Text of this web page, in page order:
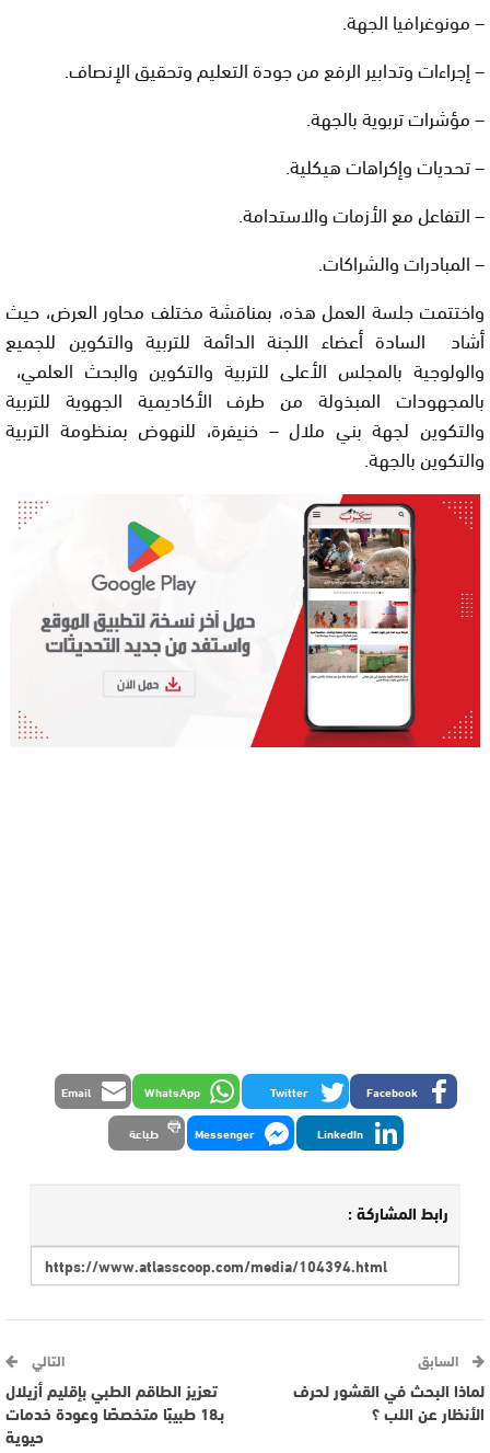
– مونوغرافيا الجهة.
– إجراءات وتدابير الرفع من جودة التعليم وتحقيق الإنصاف.
– مؤشرات تربوية بالجهة.
– تحديات وإكراهات هيكلية.
– التفاعل مع الأزمات والاستدامة.
– المبادرات والشراكات.
واختتمت جلسة العمل هذه، بمناقشة مختلف محاور العرض، حيث
أشاد السادة أعضاء اللجنة الدائمة للتربية والتكوين للجميع
والولوجية بالمجلس الأعلى للتربية والتكوين والبحث العلمي،
بالمجهودات المبذولة من طرف الأكاديمية الجهوية للتربية
والتكوين لجهة بني ملال – خنيفرة، للنهوض بمنظومة التربية
والتكوين بالجهة.
Facebook
Twitter
WhatsApp
Email
LinkedIn
Messenger طباعة
رابط المشاركة :
السابق
لماذا البحث في القشور لحرف
الأنظار عن اللب ؟
التالي
تعزيز الطاقم الطبي بإقليم أزيلال
بـ18 طبيبًا متخصصًا وعودة خدمات
حيوية